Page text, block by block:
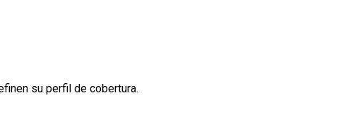
su perfil de cobertura.